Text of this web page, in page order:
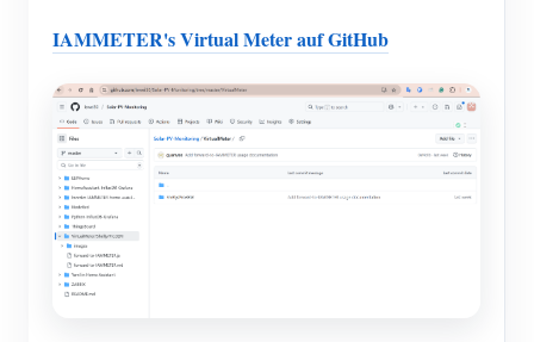
IAMMETER's Virtual Meter auf GitHub